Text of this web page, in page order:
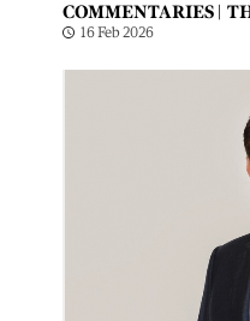
COMMENTARIES |
16 Feb 2026